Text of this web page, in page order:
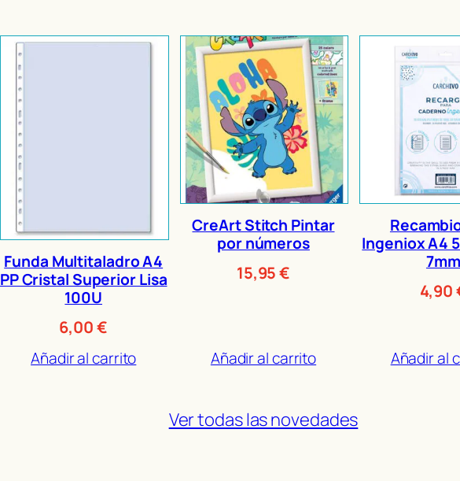
Funda Multitaladro A4
PP Cristal Superior Lisa
100U
6,00€
Añadir al carrito
CreArt Stitch Pintar
por números
15,95€
Añadir al carrito
Ingeniox A4
7mm
4,90
Añadir al
Ver todas las novedades